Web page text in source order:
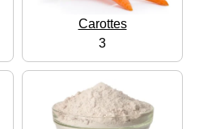
Carottes
3